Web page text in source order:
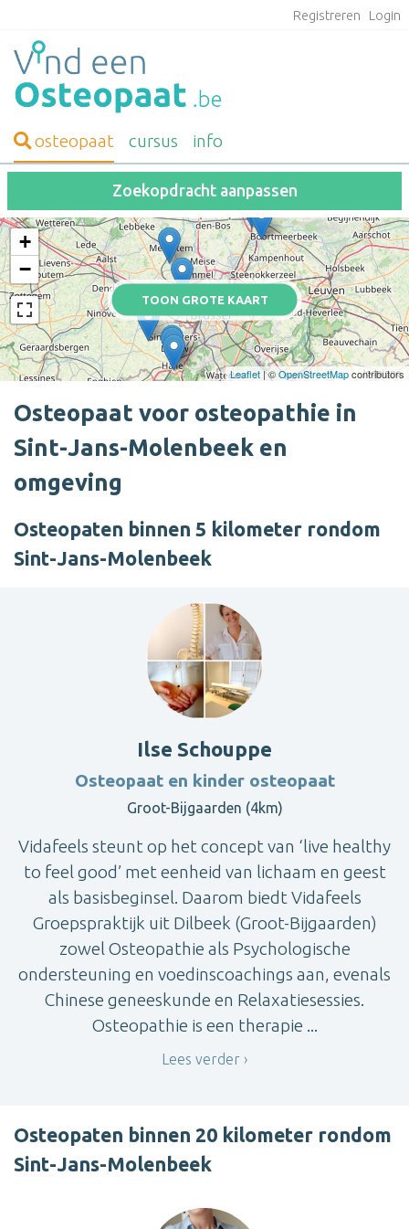
Registreren Login
osteopaat cursus info
Zoekopdracht aanpassen
TOON GROTE KAART
+
−
Leaflet| ©OpenStreetMapcontributors
Osteopaat voor osteopathie in
Sint-Jans-Molenbeek en
omgeving
Osteopaten binnen 5 kilometer rondom
Sint-Jans-Molenbeek
Ilse Schouppe
Osteopaat en kinder osteopaat
Groot-Bijgaarden (4km)
Vidafeels steunt op het concept van ‘live healthy
to feel good’ met eenheid van lichaam en geest
als basisbeginsel. Daarom biedt Vidafeels
Groepspraktijk uit Dilbeek (Groot-Bijgaarden)
zowel Osteopathie als Psychologische
ondersteuning en voedinscoachings aan, evenals
Chinese geneeskunde en Relaxatiesessies.
Osteopathie is een therapie ...
Lees verder
Osteopaten binnen 20 kilometer rondom
Sint-Jans-Molenbeek